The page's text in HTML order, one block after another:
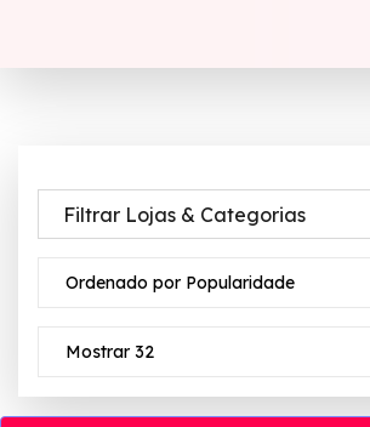
Filtrar Lojas & Categorias